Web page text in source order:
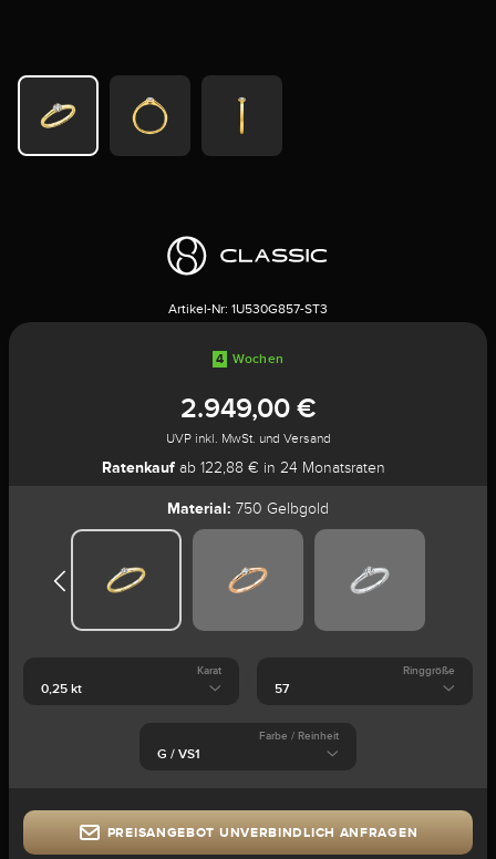
Artikel-Nr: 1U530G857-ST3
4 Wochen
2.949,00 €
UVP inkl. MwSt. und Versand
Ratenkauf ab 122,88 € in 24 Monatsraten
Material: 750 Gelbgold
Karat Ringgröße
Farbe / Reinheit
PREISANGEBOT UNVERBINDLICH ANFRAGEN